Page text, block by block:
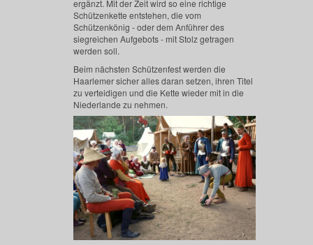
ergänzt. Mit der Zeit wird so eine richtige
Schützenkette entstehen, die vom
Schützenkönig - oder dem Anführer des
siegreichen Aufgebots - mit Stolz getragen
werden soll.
Beim nächsten Schützenfest werden die
Haarlemer sicher alles daran setzen, ihren Titel
zu verteidigen und die Kette wieder mit in die
Niederlande zu nehmen.